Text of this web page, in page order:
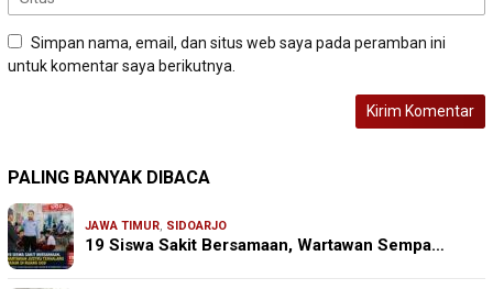
Simpan nama, email, dan situs web saya pada peramban ini
untuk komentar saya berikutnya.
PALING BANYAK DIBACA
JAWA TIMUR, SIDOARJO
19 Siswa Sakit Bersamaan, Wartawan Sempa…